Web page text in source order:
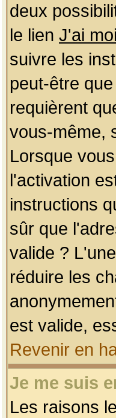
deux
le lien J'ai
suivre les
peut-être
requièrent
vous-même,
Lorsque
l'activation
instructions
sûr que
valide ?
réduire les
est valide,
Revenir en
Je me suis
Les raisons